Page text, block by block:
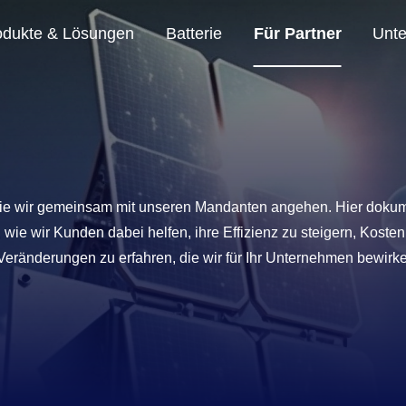
& Lösungen Batterie Für Partner
wir gemeinsam mit unseren Mandanten angehen. Hier
wir Kunden dabei helfen, ihre Effizienz zu steigern,
zu erfahren, die wir für Ihr Unternehmen